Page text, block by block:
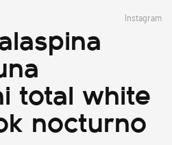
Instagram
total white
nocturno